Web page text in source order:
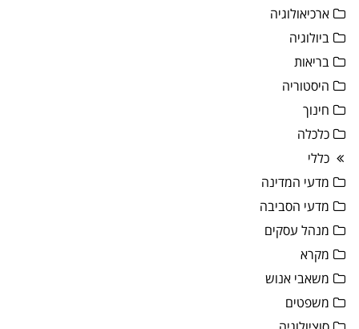
ארכיאולוגיה
ביולוגיה
בריאות
היסטוריה
חינוך
כלכלה
כללי
מדעי המדינה
מדעי הסביבה
מנהל עסקים
מקרא
משאבי אנוש
משפטים